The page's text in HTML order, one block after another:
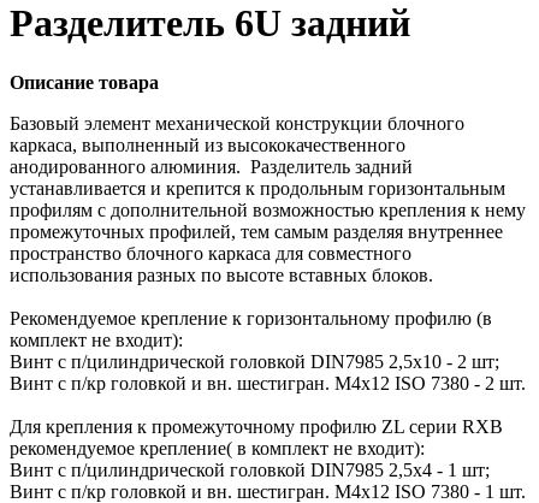
Разделитель 6U задний
Описание товара
Базовый элемент механической конструкции блочного
каркаса, выполненный из высококачественного
анодированного алюминия. Разделитель задний
устанавливается и крепится к продольным горизонтальным
профилям с дополнительной возможностью крепления к нему
промежуточных профилей, тем самым разделяя внутреннее
пространство блочного каркаса для совместного
использования разных по высоте вставных блоков.
Рекомендуемое крепление к горизонтальному профилю (в
комплект не входит):
Винт с п/цилиндрической головкой DIN7985 2,5х10 - 2 шт;
Винт с п/кр головкой и вн. шестигран. М4x12 ISO 7380 - 2 шт.
Для крепления к промежуточному профилю ZL серии RXB
рекомендуемое крепление( в комплект не входит):
Винт с п/цилиндрической головкой DIN7985 2,5х4 - 1 шт;
Винт с п/кр головкой и вн. шестигран. М4x12 ISO 7380 - 1 шт.